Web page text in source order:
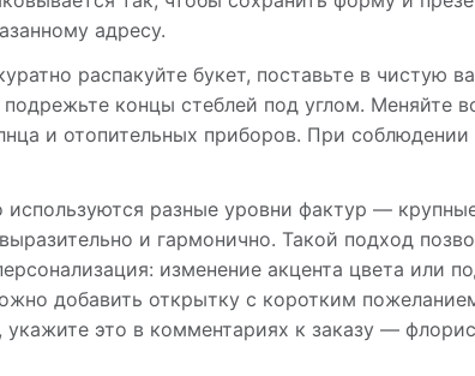
адресу.
распакуйте букет, поставьте в чистую
концы стеблей под углом. Меняйте
и отопительных приборов. При
разные уровни фактур —
и гармонично. Такой подход
изменение акцента цвета или
добавить открытку с коротким
укажите это в комментариях к заказу —